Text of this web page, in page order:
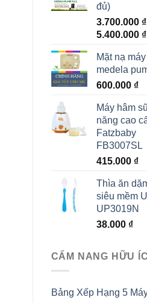
đủ)
3.700.000 ₫
5.400.000 ₫
Mặt nạ
medela
600.000 ₫
Máy hâm
năng cao
Fatzbaby
FB3007SL
415.000 ₫
Thìa ăn
siêu mềm
UP3019N
38.000 ₫
CẨM NANG HỮU
Bảng Xếp Hạng 5